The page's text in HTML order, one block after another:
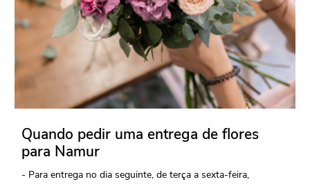
Quando pedir uma entrega de flores
para Namur
- Para entrega no dia seguinte, de terça a sexta-feira,